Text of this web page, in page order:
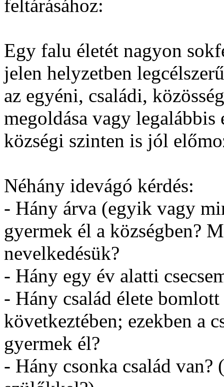
feltárásához:
Egy falu életét nagyon
jelen helyzetben
az egyéni, családi,
megoldása vagy legalábbis
községi szinten is jól
Néhány idevágó kérdés:
- Hány árva (egyik vagy
gyermek él a községben?
nevelkedésük?
- Hány egy év alatti
- Hány család élete
következtében; ezekben a
gyermek él?
- Hány csonka család